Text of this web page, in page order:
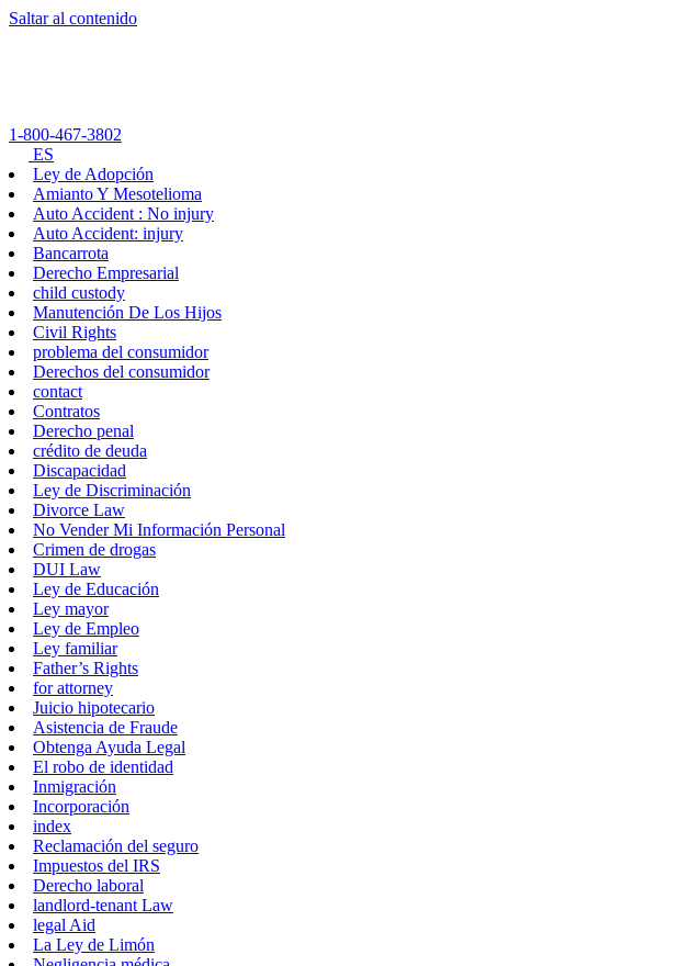
Saltar al contenido
1-800-467-3802
ES
Ley de Adopción
Amianto Y Mesotelioma
Auto Accident : No injury
Auto Accident: injury
Bancarrota
Derecho Empresarial
child custody
Manutención De Los Hijos
Civil Rights
problema del consumidor
Derechos del consumidor
contact
Contratos
Derecho penal
crédito de deuda
Discapacidad
Ley de Discriminación
Divorce Law
No Vender Mi Información Personal
Crimen de drogas
DUI Law
Ley de Educación
Ley mayor
Ley de Empleo
Ley familiar
Father’s Rights
for attorney
Juicio hipotecario
Asistencia de Fraude
Obtenga Ayuda Legal
El robo de identidad
Inmigración
Incorporación
index
Reclamación del seguro
Impuestos del IRS
Derecho laboral
landlord-tenant Law
legal Aid
La Ley de Limón